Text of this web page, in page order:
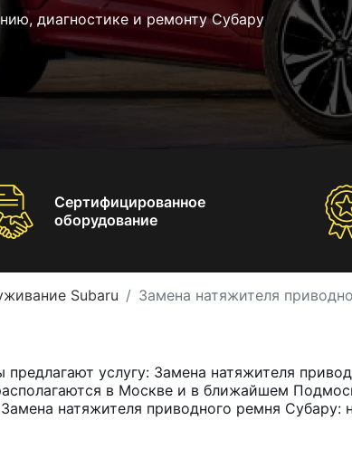
диагностике и ремонту Субару
Сертифицированное
оборудование
Subaru Замена натяжителя
услугу: Замена натяжителя
в Москве и в ближайшем
натяжителя приводного ремня Субару: